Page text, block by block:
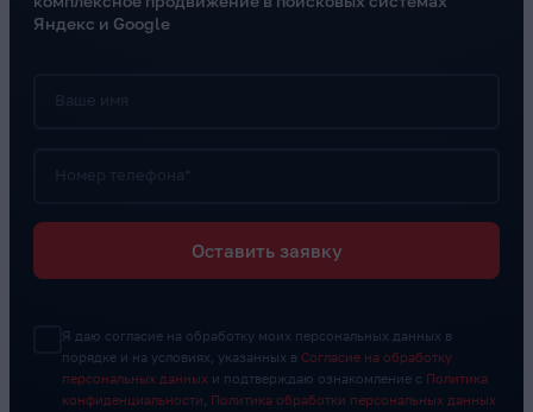
Яндекс и Google
Оставить заявку
Я даю согласие на обработку моих персональных данных в
порядке и на условиях, указанных в Согласие на обработку
персональных данных и подтверждаю ознакомление с Политика
конфиденциальности
Политика обработки персональных данных